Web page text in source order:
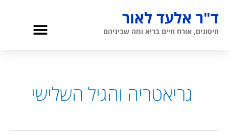
לתוכןד"ר אלעד לאור
חיסונים, אורח חיים בריא ומה שביניהם תפריט
גריאטריה והגיל השלישי